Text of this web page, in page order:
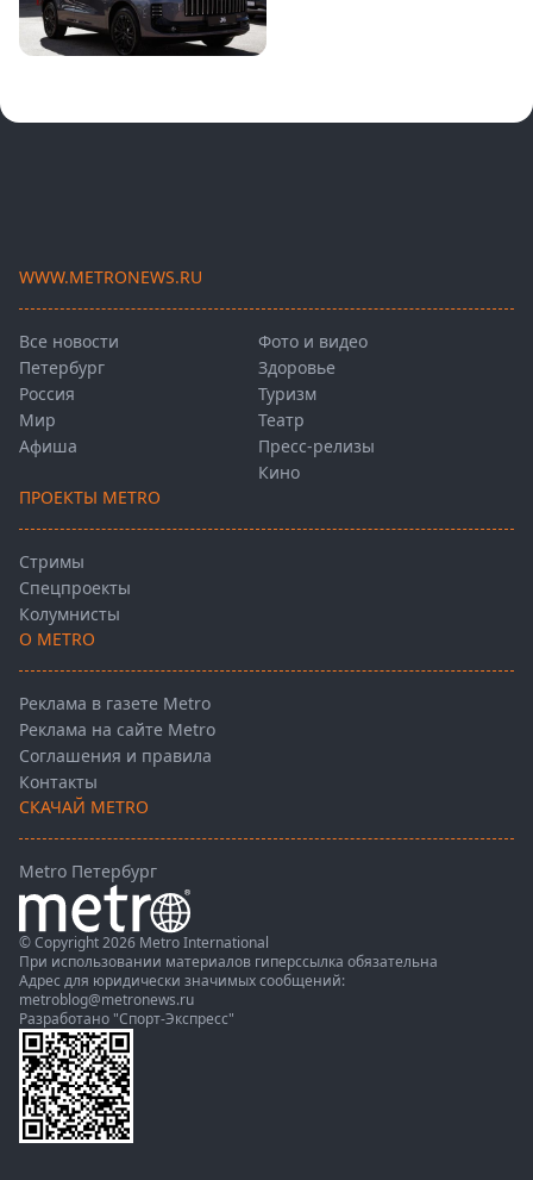
WWW.METRONEWS.RU
Все новости
Петербург
Россия
Мир
Афиша
Фото и видео
Здоровье
Туризм
Театр
Пресс-релизы
Кино
ПРОЕКТЫ METRO
Стримы
Спецпроекты
Колумнисты
О METRO
Реклама в газете Metro
Реклама на сайте Metro
Соглашения и правила
Контакты
СКАЧАЙ METRO
Metro Петербург
© Copyright 2026 Metro International
При использовании материалов гиперссылка обязательна
Адрес для юридически значимых сообщений:
metroblog@metronews.ru
Разработано "Спорт-Экспресс"